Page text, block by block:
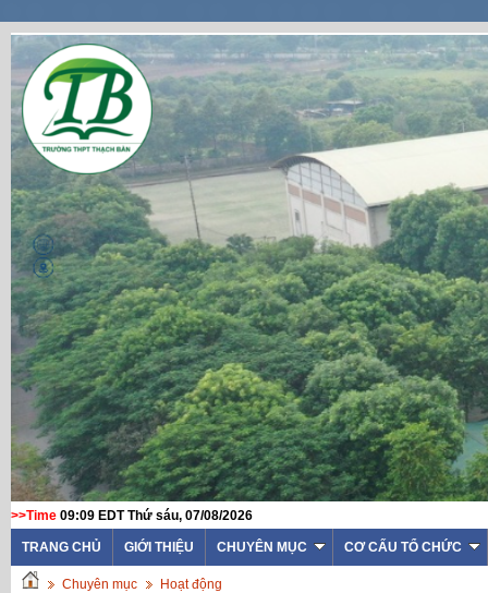
>>Time 09:09 EDT Thứ sáu, 07/08/2026
TRANG CHỦ GIỚI THIỆU CHUYÊN MỤC CƠ CẤU TỔ CHỨC
Chuyên mục Hoạt động